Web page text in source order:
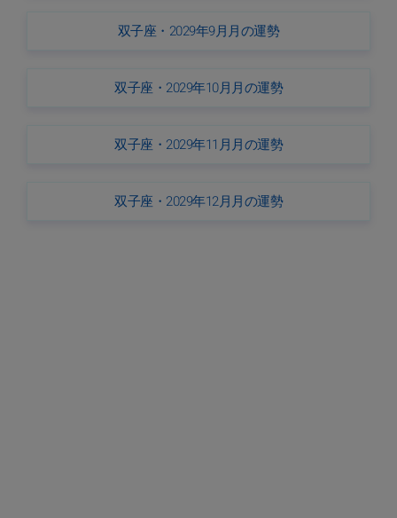
双子座・2029年9月月の運勢
双子座・2029年10月月の運勢
双子座・2029年11月月の運勢
双子座・2029年12月月の運勢